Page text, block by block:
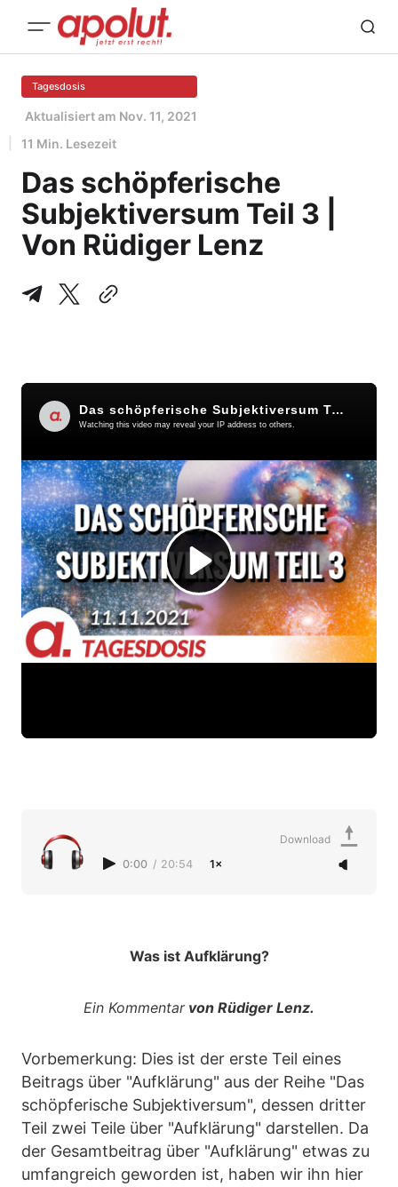
Tagesdosis
Aktualisiert am Nov. 11, 2021
11 Min. Lesezeit
Das schöpferische
Subjektiversum Teil 3 |
Von Rüdiger Lenz
0:00 / 20:54 1×
Download
Was ist Aufklärung?
Ein Kommentarvon Rüdiger Lenz.
Vorbemerkung: Dies ist der erste Teil eines
Beitrags über "Aufklärung" aus der Reihe "Das
schöpferische Subjektiversum", dessen dritter
Teil zwei Teile über "Aufklärung" darstellen. Da
der Gesamtbeitrag über "Aufklärung" etwas zu
umfangreich geworden ist, haben wir ihn hier